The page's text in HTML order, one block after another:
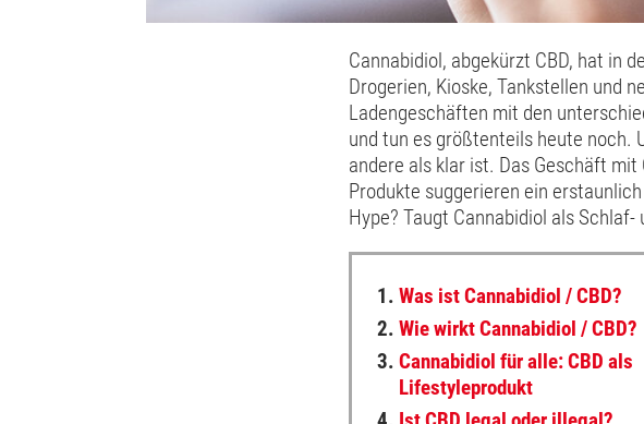
Cannabidiol, abgekürzt CBD, hat in
Drogerien, Kioske, Tankstellen und
Ladengeschäften mit den
und tun es größtenteils heute noch.
andere als klar ist. Das Geschäft
Produkte suggerieren ein
Hype? Taugt Cannabidiol als
1.Was ist Cannabidiol / CBD?
2.Wie wirkt Cannabidiol / CBD?
3.Cannabidiol für alle: CBD als
Lifestyleprodukt